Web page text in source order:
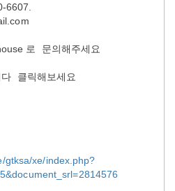
6607.
로 문의해주세요
클릭해보세요
gtksa/xe/index.php?